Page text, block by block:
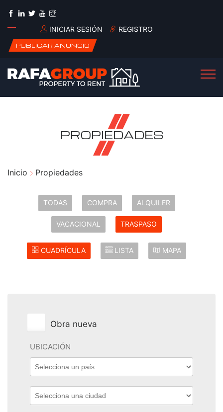
INICIAR SESIÓN REGISTRO
PUBLICAR ANUNCIO
PROPIEDADES
Inicio Propiedades
TODAS COMPRA ALQUILER
VACACIONAL TRASPASO
CUADRÍCULA LISTA MAPA
Obra nueva
UBICACIÓN